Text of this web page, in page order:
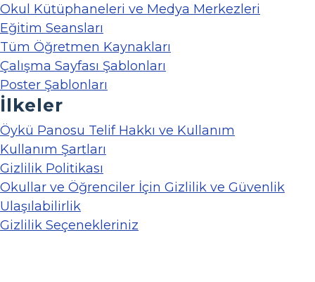
Okul Kütüphaneleri ve Medya Merkezleri
Eğitim Seansları
Tüm Öğretmen Kaynakları
Çalışma Sayfası Şablonları
Poster Şablonları
İlkeler
Öykü Panosu Telif Hakkı ve Kullanım
Kullanım Şartları
Gizlilik Politikası
Okullar ve Öğrenciler İçin Gizlilik ve Güvenlik
Ulaşılabilirlik
Gizlilik Seçenekleriniz